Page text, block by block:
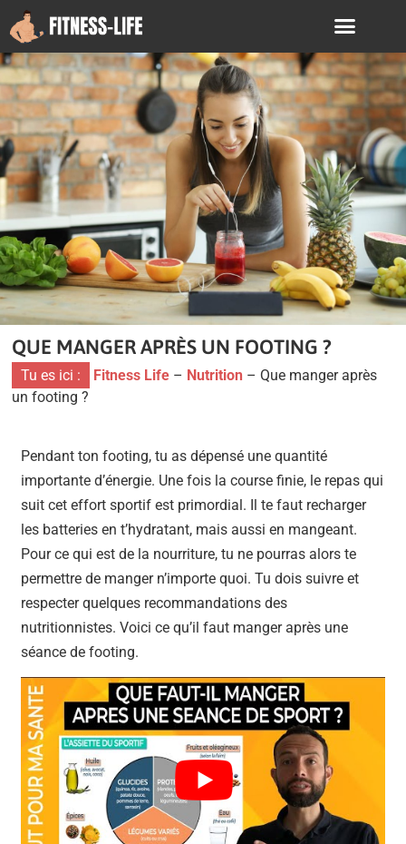
QUE MANGER APRÈS UN FOOTING ?
Tu es ici : Fitness Life – Nutrition –Que manger après
un footing ?
Pendant ton footing, tu as dépensé une quantité
importante d’énergie. Une fois la course finie, le repas qui
suit cet effort sportif est primordial. Il te faut recharger
les batteries en t’hydratant, mais aussi en mangeant.
Pour ce qui est de la nourriture, tu ne pourras alors te
permettre de manger n’importe quoi. Tu dois suivre et
respecter quelques recommandations des
nutritionnistes. Voici ce qu’il faut manger après une
séance de footing.